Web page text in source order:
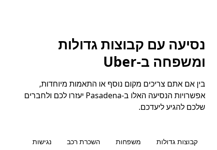
נסיעה עם קבוצות גדולות
ומשפחה ב-Uber
בין אם אתם צריכים מקום נוסף או התאמות מיוחדות,
אפשרויות הנסיעה האלו ב-Pasadena יעזרו לכם ולחברים
שלכם להגיע ליעדכם.
קבוצות גדולות משפחות השכרת רכב נגישות